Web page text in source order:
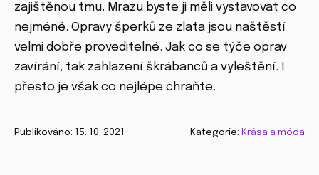
zajištěnou tmu. Mrazu byste ji měli vystavovat co
nejméně. Opravy šperků ze zlata jsou naštěstí
velmi dobře proveditelné. Jak co se týče oprav
zavírání, tak zahlazení škrábanců a vyleštění. I
přesto je však co nejlépe chraňte.
Publikováno: 15. 10. 2021 Kategorie: Krása a móda